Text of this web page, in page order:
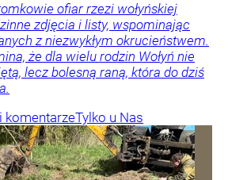
ofiar rzezi wołyńskiej
zdjęcia i listy, wspominając
z niezwykłym okrucieństwem.
że dla wielu rodzin Wołyń nie
lecz bolesną raną, która do dziś
komentarzeTylko u Nas